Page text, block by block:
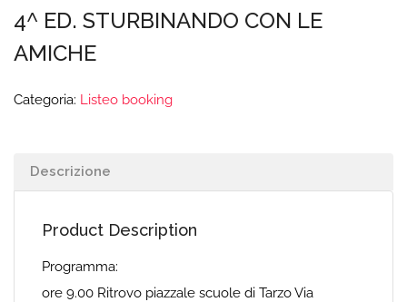
4^ ED. STURBINANDO CON LE
AMICHE
Categoria: Listeo booking
Descrizione
Product Description
Programma:
ore 9.00 Ritrovo piazzale scuole di Tarzo Via